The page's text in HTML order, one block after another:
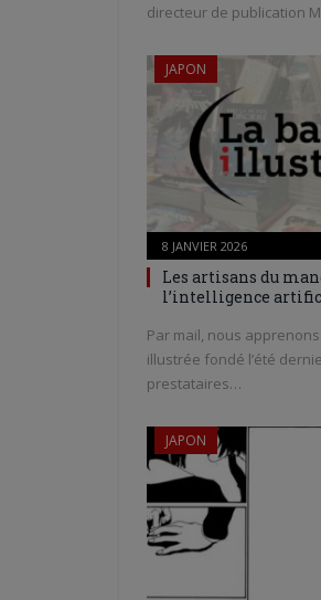
directeur de publication
JAPON
8 JANVIER 2026
Les artisans du
l’intelligence
Par mail, nous
illustrée fondé l’été
prestataires…
JAPON